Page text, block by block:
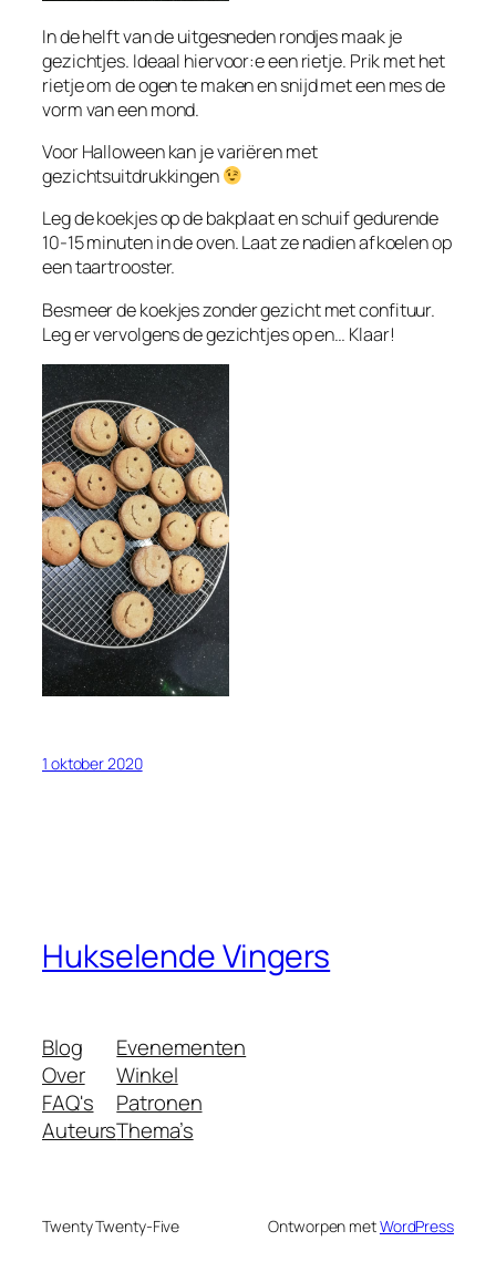
In de helft van de uitgesneden rondjes maak je
gezichtjes. Ideaal hiervoor:e een rietje. Prik met het
rietje om de ogen te maken en snijd met een mes de
vorm van een mond.
Voor Halloween kan je variëren met
gezichtsuitdrukkingen
Leg de koekjes op de bakplaat en schuif gedurende
10-15 minuten in de oven. Laat ze nadien afkoelen op
een taartrooster.
Besmeer de koekjes zonder gezicht met confituur.
Leg er vervolgens de gezichtjes op en… Klaar!
1 oktober 2020
Hukselende Vingers
Blog
Over
FAQ's
Auteurs
Evenementen
Winkel
Patronen
Thema’s
Twenty Twenty-Five Ontworpen metWordPress